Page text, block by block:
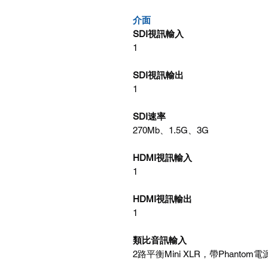
介面
SDI視訊輸入
1
SDI視訊輸出
1
SDI速率
270Mb、1.5G、3G
HDMI視訊輸入
1
HDMI視訊輸出
1
類比音訊輸入
2路平衡Mini XLR，帶Phantom電